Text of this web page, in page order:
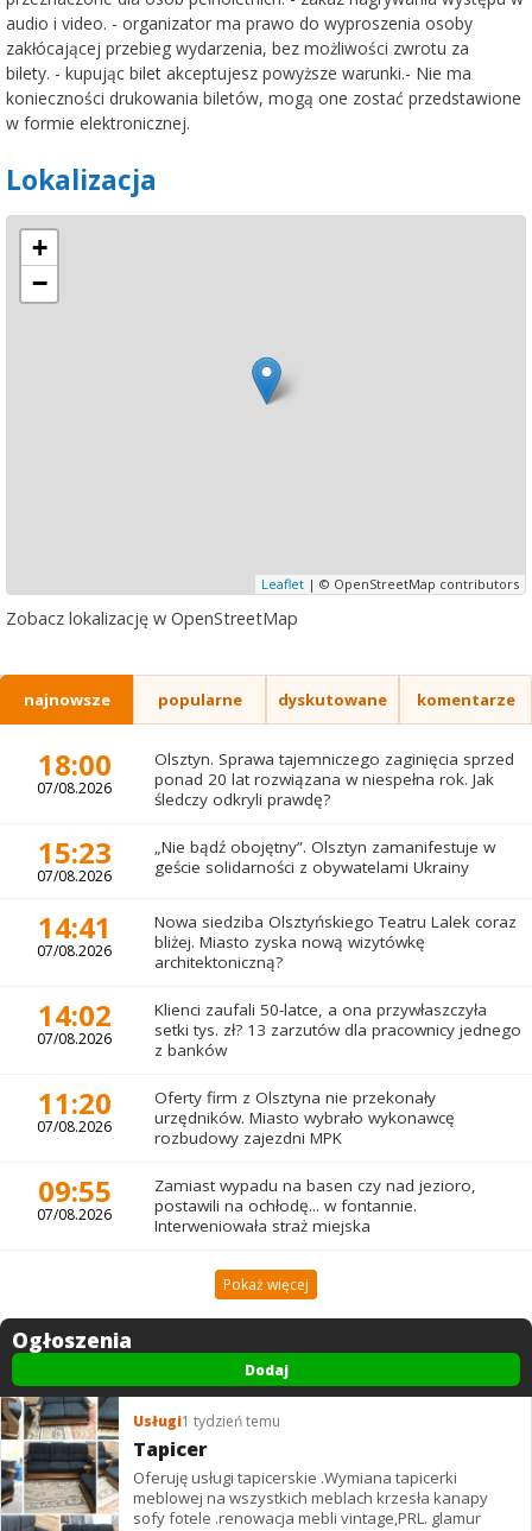
audio i video. - organizator ma prawo do wyproszenia osoby
zakłócającej przebieg wydarzenia, bez możliwości zwrotu za
bilety. - kupując bilet akceptujesz powyższe warunki.- Nie ma
konieczności drukowania biletów, mogą one zostać przedstawione
w formie elektronicznej.
Lokalizacja
+
−
Leaflet | © OpenStreetMap contributors
Zobacz lokalizację w OpenStreetMap
najnowsze popularne dyskutowane komentarze
18:00
07/08.2026
Olsztyn. Sprawa tajemniczego zaginięcia sprzed
ponad 20 lat rozwiązana w niespełna rok. Jak
śledczy odkryli prawdę?
15:23
07/08.2026
„Nie bądź obojętny”. Olsztyn zamanifestuje w
geście solidarności z obywatelami Ukrainy
14:41
07/08.2026
Nowa siedziba Olsztyńskiego Teatru Lalek coraz
bliżej. Miasto zyska nową wizytówkę
architektoniczną?
14:02
07/08.2026
Klienci zaufali 50-latce, a ona przywłaszczyła
setki tys. zł? 13 zarzutów dla pracownicy jednego
z banków
11:20
07/08.2026
Oferty firm z Olsztyna nie przekonały
urzędników. Miasto wybrało wykonawcę
rozbudowy zajezdni MPK
09:55
07/08.2026
Zamiast wypadu na basen czy nad jezioro,
postawili na ochłodę... w fontannie.
Interweniowała straż miejska
Pokaż więcej
Ogłoszenia
Dodaj
Usługi1 tydzień temu
Tapicer
Oferuję usługi tapicerskie .Wymiana tapicerki
meblowej na wszystkich meblach krzesła kanapy
sofy fotele .renowacja mebli vintage,PRL. glamur